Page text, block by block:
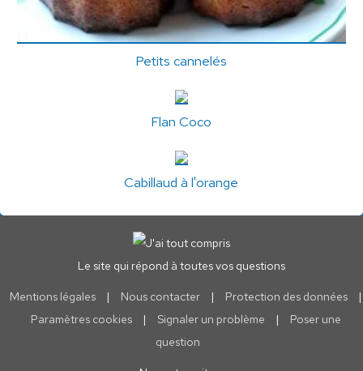
Petits cannelés
Flan Coco
Cabillaud à l'orange
Le site qui répond à toutes vos questions
Mentions légales | Nous contacter | Protection des données
|
Paramètres cookies
| Signaler un problème |
Poser une
question